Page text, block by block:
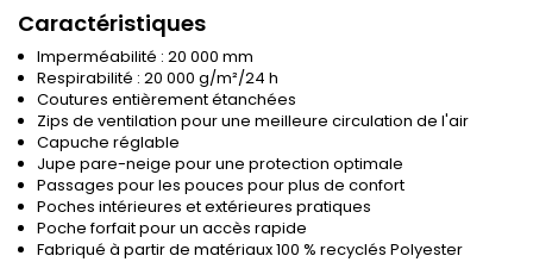
Caractéristiques
Imperméabilité : 20 000 mm
Respirabilité : 20 000 g/m²/24 h
Coutures entièrement étanchées
Zips de ventilation pour une meilleure circulation de l'air
Capuche réglable
Jupe pare-neige pour une protection optimale
Passages pour les pouces pour plus de confort
Poches intérieures et extérieures pratiques
Poche forfait pour un accès rapide
Fabriqué à partir de matériaux 100 % recyclés Polyester